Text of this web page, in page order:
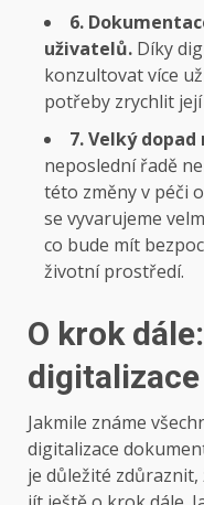
6.
uživatelů. Díky
konzultovat více
potřeby zrychlit její
7. Velký
neposlední řadě
této změny v péči
se vyvarujeme
co bude mít
životní prostředí.
O krok
digitalizace
Jakmile známe
digitalizace
je důležité